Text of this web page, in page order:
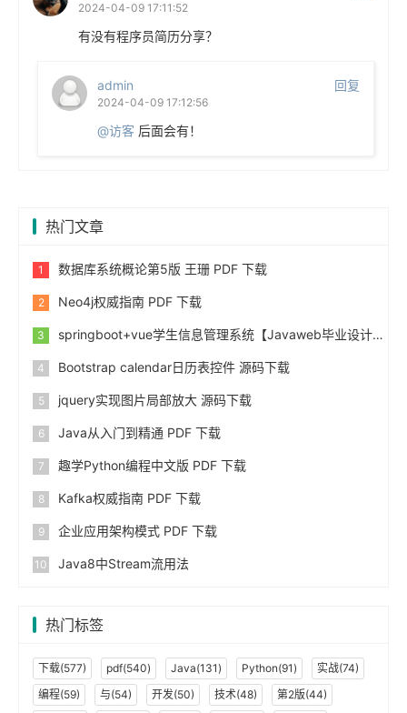
2024-04-09 17:11:52
有没有程序员简历分享？
admin 回复
2024-04-09 17:12:56
@访客 后面会有！
热门文章
数据库系统概论第5版 王珊 PDF 下载
Neo4j权威指南 PDF 下载
springboot+vue学生信息管理系统【Javaweb毕业设计】
Bootstrap calendar日历表控件 源码下载
jquery实现图片局部放大 源码下载
Java从入门到精通 PDF 下载
趣学Python编程中文版 PDF 下载
Kafka权威指南 PDF 下载
企业应用架构模式 PDF 下载
Java8中Stream流用法
热门标签
下载(577) pdf(540) Java(131) Python(91)
实战(74)
编程(59)
与(54) 开发(50) 技术(48)
第2版(44)